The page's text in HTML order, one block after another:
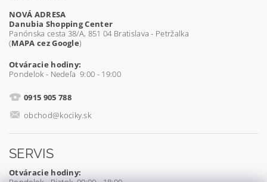
NOVÁ ADRESA
Danubia Shopping Center
Panónska cesta 38/A, 851 04 Bratislava - Petržalka
(MAPA cez Google)
Otváracie hodiny:
Pondelok - Nedeľa 9:00 - 19:00
0915 905 788
obchod@kociky.sk
SERVIS
Otváracie hodiny: